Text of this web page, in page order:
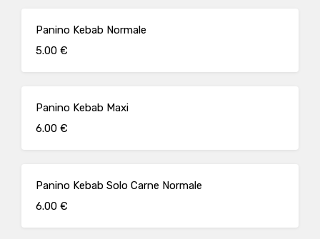
Panino Kebab Normale
5.00 €
Panino Kebab Maxi
6.00 €
Panino Kebab Solo Carne Normale
6.00 €